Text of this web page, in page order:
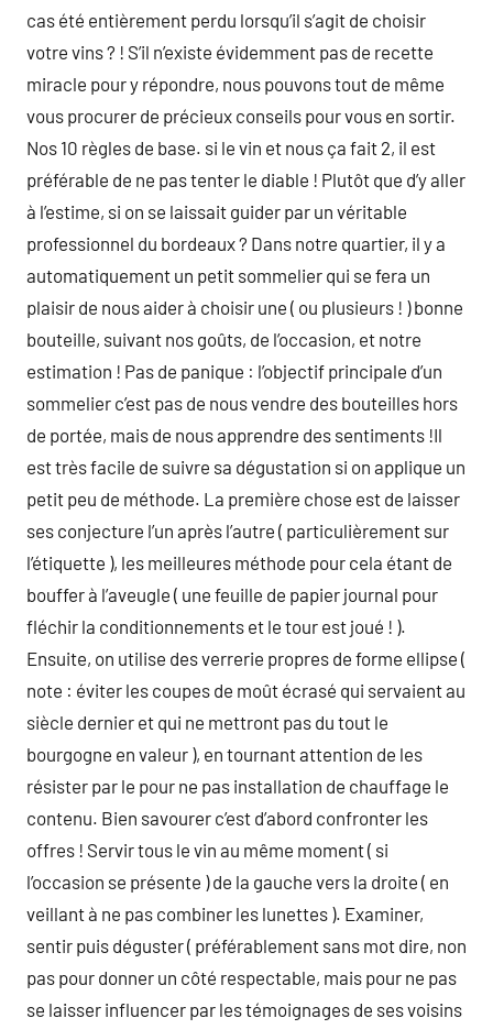
cas été entièrement perdu lorsqu’il s’agit de choisir
votre vins ? ! S’il n’existe évidemment pas de recette
miracle pour y répondre, nous pouvons tout de même
vous procurer de précieux conseils pour vous en sortir.
Nos 10 règles de base. si le vin et nous ça fait 2, il est
préférable de ne pas tenter le diable ! Plutôt que d’y aller
à l’estime, si on se laissait guider par un véritable
professionnel du bordeaux ? Dans notre quartier, il y a
automatiquement un petit sommelier qui se fera un
plaisir de nous aider à choisir une ( ou plusieurs ! ) bonne
bouteille, suivant nos goûts, de l’occasion, et notre
estimation ! Pas de panique : l’objectif principale d’un
sommelier c’est pas de nous vendre des bouteilles hors
de portée, mais de nous apprendre des sentiments !Il
est très facile de suivre sa dégustation si on applique un
petit peu de méthode. La première chose est de laisser
ses conjecture l’un après l’autre ( particulièrement sur
l’étiquette ), les meilleures méthode pour cela étant de
bouffer à l’aveugle ( une feuille de papier journal pour
fléchir la conditionnements et le tour est joué ! ).
Ensuite, on utilise des verrerie propres de forme ellipse (
note : éviter les coupes de moût écrasé qui servaient au
siècle dernier et qui ne mettront pas du tout le
bourgogne en valeur ), en tournant attention de les
résister par le pour ne pas installation de chauffage le
contenu. Bien savourer c’est d’abord confronter les
offres ! Servir tous le vin au même moment ( si
l’occasion se présente ) de la gauche vers la droite ( en
veillant à ne pas combiner les lunettes ). Examiner,
sentir puis déguster ( préférablement sans mot dire, non
pas pour donner un côté respectable, mais pour ne pas
se laisser influencer par les témoignages de ses voisins